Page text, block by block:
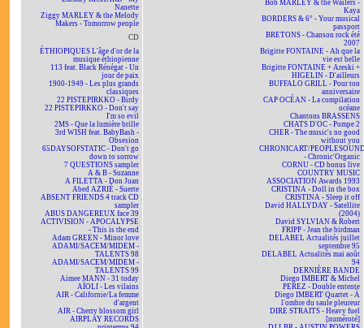
Nanette
Ziggy MARLEY & the Melody
Makers - Tomorrow people
CD
ÉTHIOPIQUES L'âge d'or de la
musique éthiopienne
113 feat. Black Rénégat - Un
jour de paix
1900-1949 - Les plus grands
classiques
22 PISTEPIRKKO - Birdy
22 PISTEPIRKKO - Don't say
I'm so evil
2MS - Que la lumière brille
3rd WISH feat. BabyBash -
Obsesion
65DAYSOFSTATIC - Don't go
down to sorrow
7 QUESTIONS sampler
A & B - Suzanne
A FILETTA - Don Juan
Abed AZRIÉ - Suerte
ABSENT FRIENDS 4 track CD
sampler
ABUS DANGEREUX face 39
ACTIVISION - APOCALYPSE
- This is the end
Adam GREEN - Minor love
ADAMI/SACEM/MIDEM -
TALENTS 98
ADAMI/SACEM/MIDEM -
TALENTS 99
Aimee MANN - 31 today
AÏOLI - Les vilains
AIR - Californie/La femme
d'argent
AIR - Cherry blossom girl
AIRPLAY RECORDS
Bob MARLEY & the Wailers -
Kaya
BORDERS & 6° - Your musical
passport
BRETONS - Chanson rock été
2007
Brigitte FONTAINE - Ah que la
vie est belle
Brigitte FONTAINE + Areski +
HIGELIN - D'ailleurs
BUFFALO GRILL - Pour ton
anniversaire
CAP OCÉAN - La compilation
océane
Chantons BRASSENS
CHATS D'OC - Pompe 2
CHER - The music's no good
without you
CHRONICART/
- Chronic'Organic
CORNU - CD bonus live
COUNTRY MUSIC
ASSOCIATION Awards 1993
CRISTINA - Doll in the box
CRISTINA - Sleep it off
David HALLYDAY - Satellite
(2004)
David SYLVIAN & Robert
FRIPP - Jean the birdman
DELABEL Actualités juillet
septembre 95
DELABEL Actualités mai août
94
DERNIÈRE BANDE
Diego IMBERT & Michel
PEREZ - Double entente
Diego IMBERT Quartet - À
l'ombre du saule pleureur
DIRE STRAITS - Heavy fuel
[numéroté]